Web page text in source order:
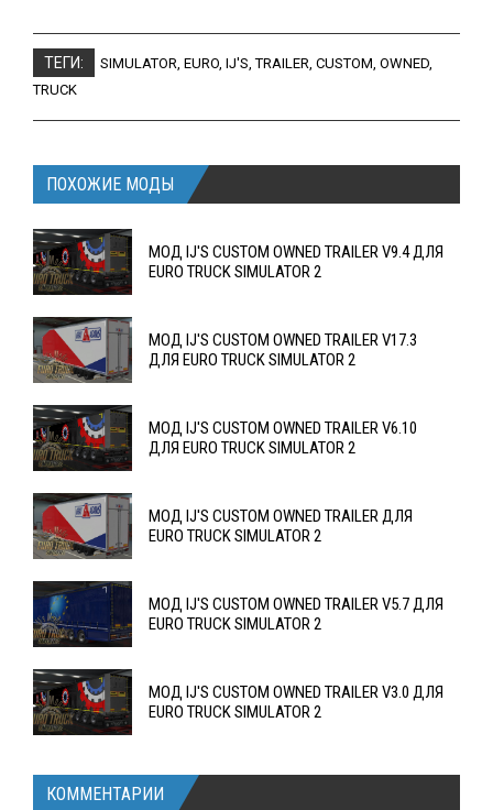
ТЕГИ: SIMULATOR EURO IJ'S ,TRAILER CUSTOM OWNED
TRUCK
ПОХОЖИЕ МОДЫ
МОД IJ'S CUSTOM OWNED TRAILER V9.4 ДЛЯ
EURO TRUCK SIMULATOR 2
МОД IJ'S CUSTOM OWNED TRAILER V17.3
ДЛЯ EURO TRUCK SIMULATOR 2
МОД IJ'S CUSTOM OWNED TRAILER V6.10
ДЛЯ EURO TRUCK SIMULATOR 2
МОД IJ'S CUSTOM OWNED TRAILER ДЛЯ
EURO TRUCK SIMULATOR 2
МОД IJ'S CUSTOM OWNED TRAILER V5.7 ДЛЯ
EURO TRUCK SIMULATOR 2
МОД IJ'S CUSTOM OWNED TRAILER V3.0 ДЛЯ
EURO TRUCK SIMULATOR 2
КОММЕНТАРИИ